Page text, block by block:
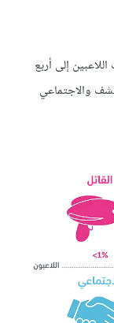
إلى أربع
والاجتماعي